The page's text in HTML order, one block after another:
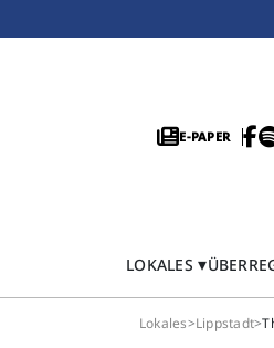
E-PAPER
LOKALES
Lokales>Lippstadt>